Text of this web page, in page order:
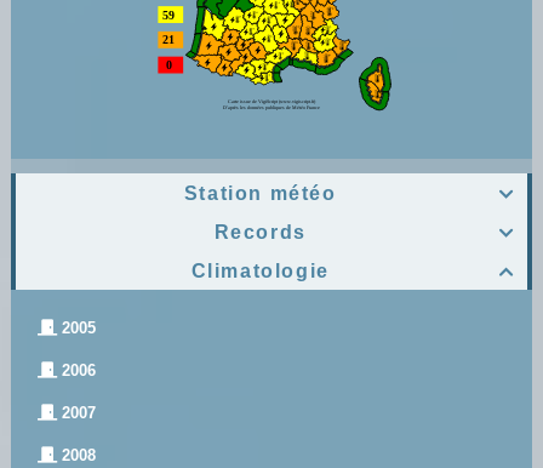

Station météo

Records

Climatologie
2005
2006
2007
2008